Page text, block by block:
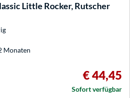
Little Rocker, Rutscher
Monaten
€ 44,45
Sofort verfügbar